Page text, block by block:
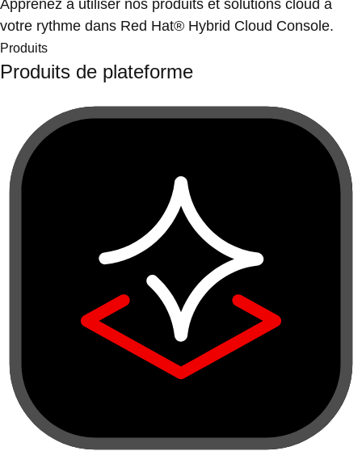
Apprenez à utiliser nos produits et solutions cloud à
votre rythme dans Red Hat® Hybrid Cloud Console.
Produits
Produits de plateforme